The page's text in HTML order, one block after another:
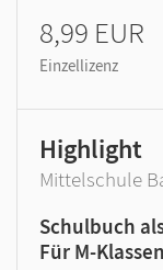
8,99 EUR
Einzellizenz
Highlight
Mittelschule
Schulbuch
Für M-Klassen